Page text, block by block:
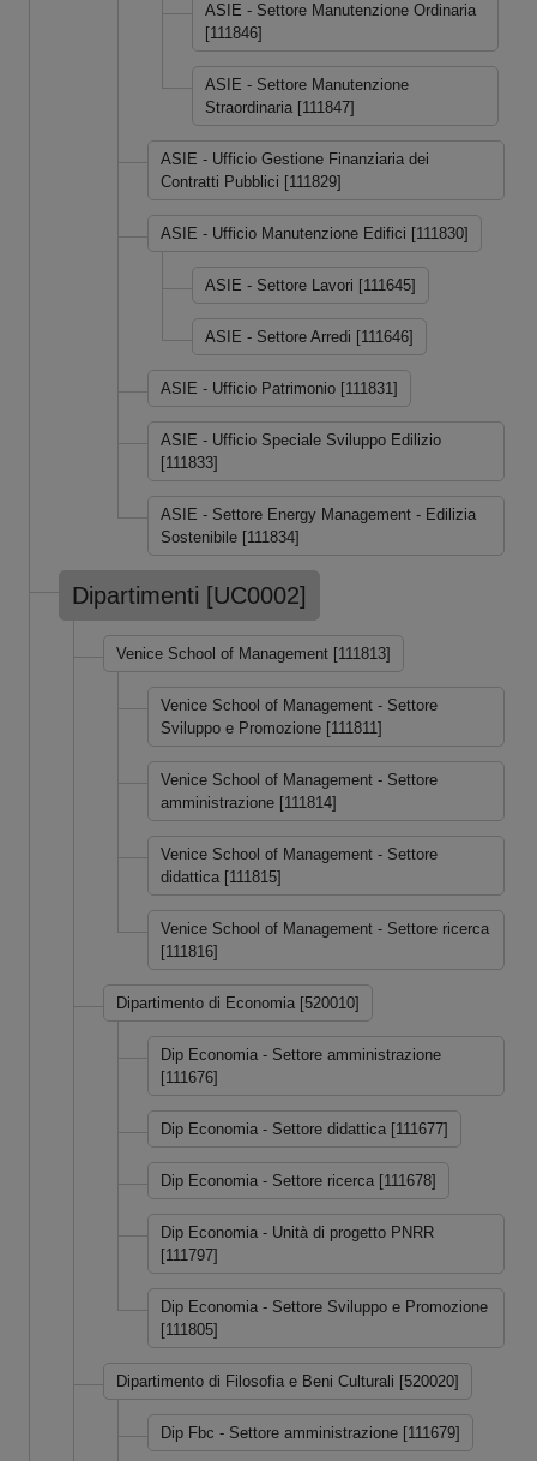
ASIE - Settore Manutenzione Ordinaria
[111846]
ASIE - Settore Manutenzione
Straordinaria [111847]
ASIE - Ufficio Gestione Finanziaria dei
Contratti Pubblici [111829]
ASIE - Ufficio Manutenzione Edifici [111830]
ASIE - Settore Lavori [111645]
ASIE - Settore Arredi [111646]
ASIE - Ufficio Patrimonio [111831]
ASIE - Ufficio Speciale Sviluppo Edilizio
[111833]
ASIE - Settore Energy Management - Edilizia
Sostenibile [111834]
Dipartimenti [UC0002]
Venice School of Management [111813]
Venice School of Management - Settore
Sviluppo e Promozione [111811]
Venice School of Management - Settore
amministrazione [111814]
Venice School of Management - Settore
didattica [111815]
Venice School of Management - Settore ricerca
[111816]
Dipartimento di Economia [520010]
Dip Economia - Settore amministrazione
[111676]
Dip Economia - Settore didattica [111677]
Dip Economia - Settore ricerca [111678]
Dip Economia - Unità di progetto PNRR
[111797]
Dip Economia - Settore Sviluppo e Promozione
[111805]
Dipartimento di Filosofia e Beni Culturali [520020]
Dip Fbc - Settore amministrazione [111679]